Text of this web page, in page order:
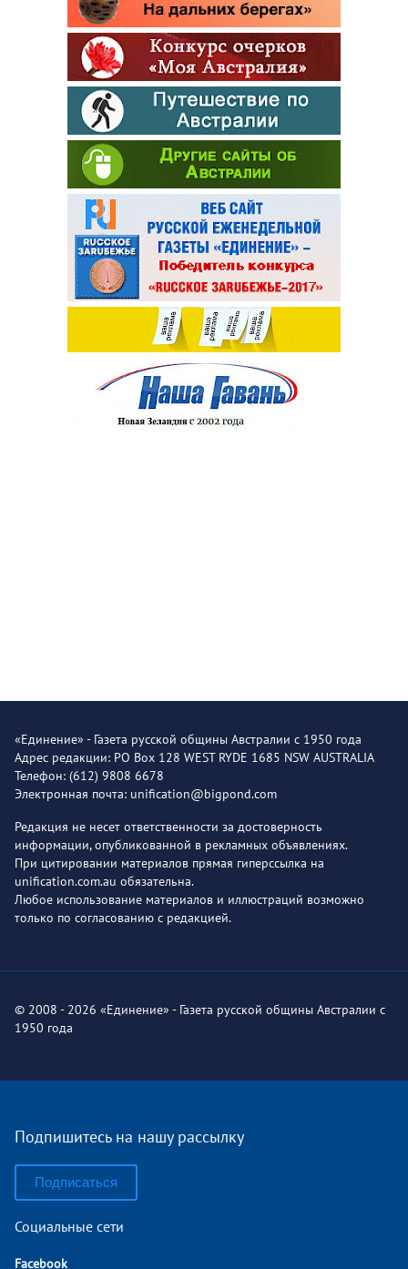
«Единение» - Газета русской общины Австралии с 1950 года
Адрес редакции: PO Box 128 WEST RYDE 1685 NSW AUSTRALIA
Телефон: (612) 9808 6678
Электронная почта: unification@bigpond.com
Редакция не несет ответственности за достоверность
информации, опубликованной в рекламных объявлениях.
При цитировании материалов прямая гиперссылка на
unification.com.au обязательна.
Любое использование материалов и иллюстраций возможно
только по согласованию с редакцией.
© 2008 - 2026 «Единение» - Газета русской общины Австралии с
1950 года
Подпишитесь на нашу рассылку
Подписаться
Социальные сети
Facebook